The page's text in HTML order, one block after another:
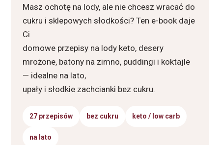
Masz ochotę na lody, ale nie chcesz wracać do
cukru i sklepowych słodkości? Ten e-book daje
Ci
domowe przepisy na lody keto, desery
mrożone, batony na zimno, puddingi i koktajle
— idealne na lato,
upały i słodkie zachcianki bez cukru.
27 przepisów bez cukru keto / low carb
na lato